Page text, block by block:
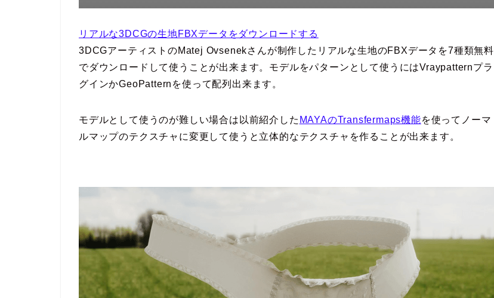
リアルな3DCGの生地FBXデータをダウンロードする
3DCGアーティストのMatej Ovsenekさんが制作したリアルな生地のFBXデータを7種類無料
でダウンロードして使うことが出来ます。モデルをパターンとして使うにはVraypatternプラ
グインかGeoPatternを使って配列出来ます。
モデルとして使うのが難しい場合は以前紹介した MAYAのTransfermaps機能を使ってノーマ
ルマップのテクスチャに変更して使うと立体的なテクスチャを作ることが出来ます。